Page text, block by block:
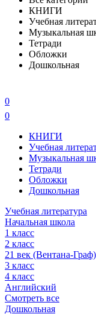
КНИГИ
Учебная
Музыкальная
Тетради
Обложки
Дошкольная
0
0
КНИГИ
Учебная
Музыкальная
Тетради
Обложки
Дошкольная
Учебная литература
Начальная школа
1 класс
2 класс
21 век (Вентана-Граф)
3 класс
4 класс
Английский
Смотреть все
Дошкольная